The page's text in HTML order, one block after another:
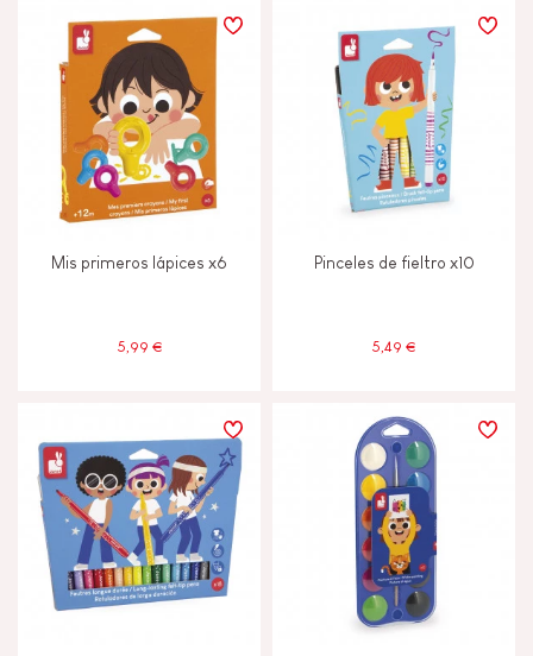
Mis primeros lápices x6
5,99 €
Pinceles de fieltro x10
5,49 €